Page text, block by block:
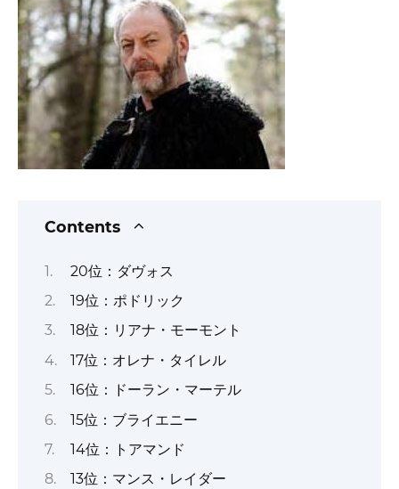
Contents
20位：ダヴォス
19位：ポドリック
18位：リアナ・モーモント
17位：オレナ・タイレル
16位：ドーラン・マーテル
15位：ブライエニー
14位：トアマンド
13位：マンス・レイダー